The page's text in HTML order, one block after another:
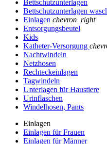
Bettschutzunterlagen
Bettschutzunterlagen
Einlagen chevron_right
Entsorgungsbeutel
Kids
Katheter-Versorgung
Nachtwindeln
Netzhosen
Rechteckeinlagen
Tagwindeln
Unterlagen für Haustiere
Urinflaschen
Windelhosen, Pants
Einlagen
Einlagen für Frauen
Einlagen für Männer